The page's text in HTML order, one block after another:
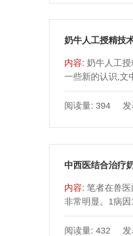
奶牛人工授精技
内容: 奶牛人工
一些新的认识,文
阅读量: 394 发
中西医结合治疗
内容: 笔者在兽
非常明显。1病
运动,引起消化障
正如高蹄、低蹄
阅读量: 432 发